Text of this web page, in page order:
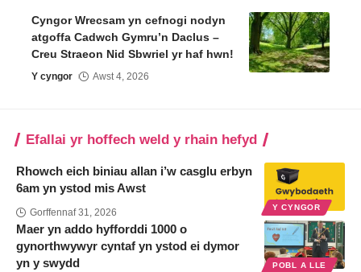
Cyngor Wrecsam yn cefnogi nodyn
atgoffa Cadwch Gymru’n Daclus –
Creu Straeon Nid Sbwriel yr haf hwn!
Y cyngor Awst 4, 2026
Efallai yr hoffech weld y rhain hefyd
Y CYNGOR
Rhowch eich biniau allan i’w casglu erbyn
6am yn ystod mis Awst
Gorffennaf 31, 2026
POBL A LLE
Maer yn addo hyfforddi 1000 o
gynorthwywyr cyntaf yn ystod ei dymor
yn y swydd